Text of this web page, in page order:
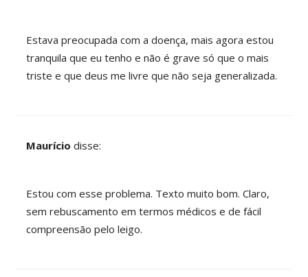
Estava preocupada com a doença, mais agora estou
tranquila que eu tenho e não é grave só que o mais
triste e que deus me livre que não seja generalizada.
Maurício disse:
Estou com esse problema. Texto muito bom. Claro,
sem rebuscamento em termos médicos e de fácil
compreensão pelo leigo.